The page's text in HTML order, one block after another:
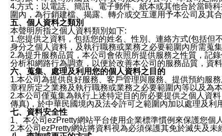
4.方式：以電話、簡訊、電子郵件、紙本或其他合於當時
圍內，為行銷建檔、揭露、轉介或交互運用予本公司及其合
五、個人資料之類別
本聲明所指之個人資料類別如下:
1.您提供之資料，包括您的姓名、性別、連絡方式(包括
身分之個人資料，及執行職務或業務之必要範圍內所需蒐
2.為提升服務品質，本公司會依照所提供服務之性質，記
分析和網路行為調查，以便於改善本公司的服務品質，資
六、蒐集、處理及利用您的個人資料之目的
1.本公司為提供良好服務、客戶管理與服務、提供預約服
章程所定之業務及執行職務或業務之必要範圍內等以及為
2.本公司僅蒐集為執行上述特定目的所必要提供之個人資
傳真)，於中華民國境內及法令許可之範圍內加以處理及利
七、資料安全性
1、本公司ezPretty網站平台使用企業標準慣例來保護您個
2.本公司ezPretty網站將資料視為必須保護其免於滅失及